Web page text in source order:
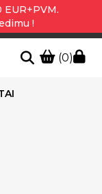
EUR+PVM.
!
(0)